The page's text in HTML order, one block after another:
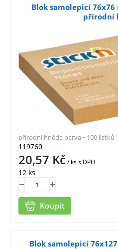
Blok samolepicí
přírodní
119760
20,57 Kč/ kss DPH
12 ks
Koupit
přírodní hnědá barva • 100 lístků
Blok samolepicí